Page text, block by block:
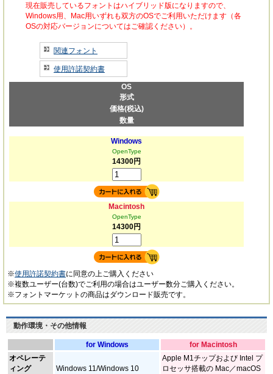
現在販売しているフォントはハイブリッド版になりますので、
Windows用、Mac用いずれも双方のOSでご利用いただけます（各
OSの対応バージョンについてはご確認ください）。
関連フォント
使用許諾契約書
OS
形式
価格(税込)
数量
Windows
OpenType
14300円
Macintosh
OpenType
14300円
※使用許諾契約書に同意の上ご購入ください
※複数ユーザー(台数)でご利用の場合はユーザー数分ご購入ください。
※フォントマーケットの商品はダウンロード販売です。
動作環境・その他情報
for Windows
for Macintosh
オペレーテ
ィング
Windows 11/Windows 10
Apple M1チップおよび Intel プ
ロセッサ搭載の Mac／macOS